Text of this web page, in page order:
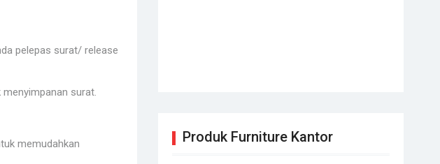
pelepas surat/ release
surat.
memudahkan
Produk Furniture Kantor